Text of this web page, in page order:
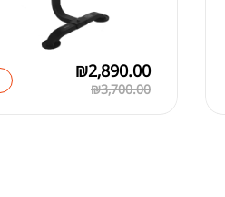
₪3,700.00
₪2,890.00